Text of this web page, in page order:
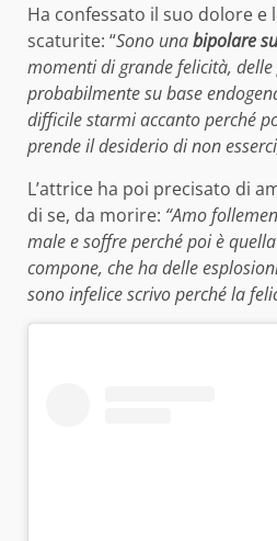
Ha confessato il suo dolore e
scaturite: “Sono unabipolare
momenti di grande felicità,
probabilmente su base
difficile starmi accanto perché
prende il desiderio di non
L’attrice ha poi precisato di
di se, da morire: “Amo
male e soffre perché poi è
compone, che ha delle
sono infelice scrivo perché la